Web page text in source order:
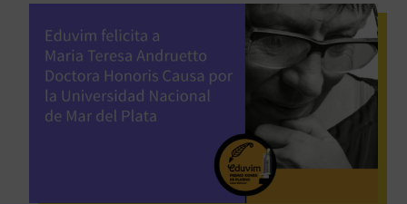
u
s
p
e
n